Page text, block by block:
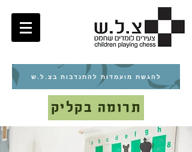
להגשת מועמדות להתנדבות בצ.ל.ש
תרומה בקליק